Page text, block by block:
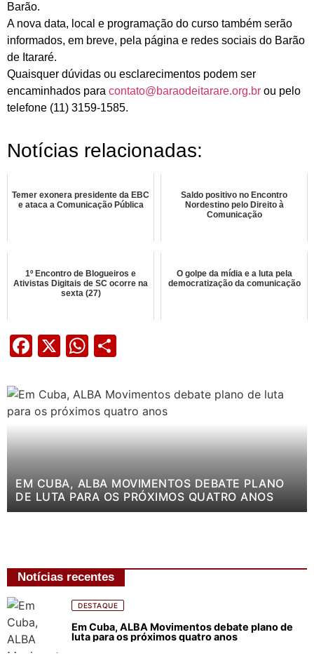
Barão.
A nova data, local e programação do curso também serão
informados, em breve, pela página e redes sociais do Barão
de Itararé.
Quaisquer dúvidas ou esclarecimentos podem ser
encaminhados para contato@baraodeitarare.org.br ou pelo
telefone (11) 3159-1585.
Notícias relacionadas:
Temer exonera presidente da EBC
e ataca a Comunicação Pública
Saldo positivo no Encontro
Nordestino pelo Direito à
Comunicação
1º Encontro de Blogueiros e
Ativistas Digitais de SC ocorre na
sexta (27)
O golpe da mídia e a luta pela
democratização da comunicação
Facebook
X WhatsApp
EM CUBA, ALBA MOVIMENTOS DEBATE PLANO
DE LUTA PARA OS PRÓXIMOS QUATRO ANOS
Notícias recentes
DESTAQUE
Em Cuba, ALBA Movimentos debate plano de
luta para os próximos quatro anos